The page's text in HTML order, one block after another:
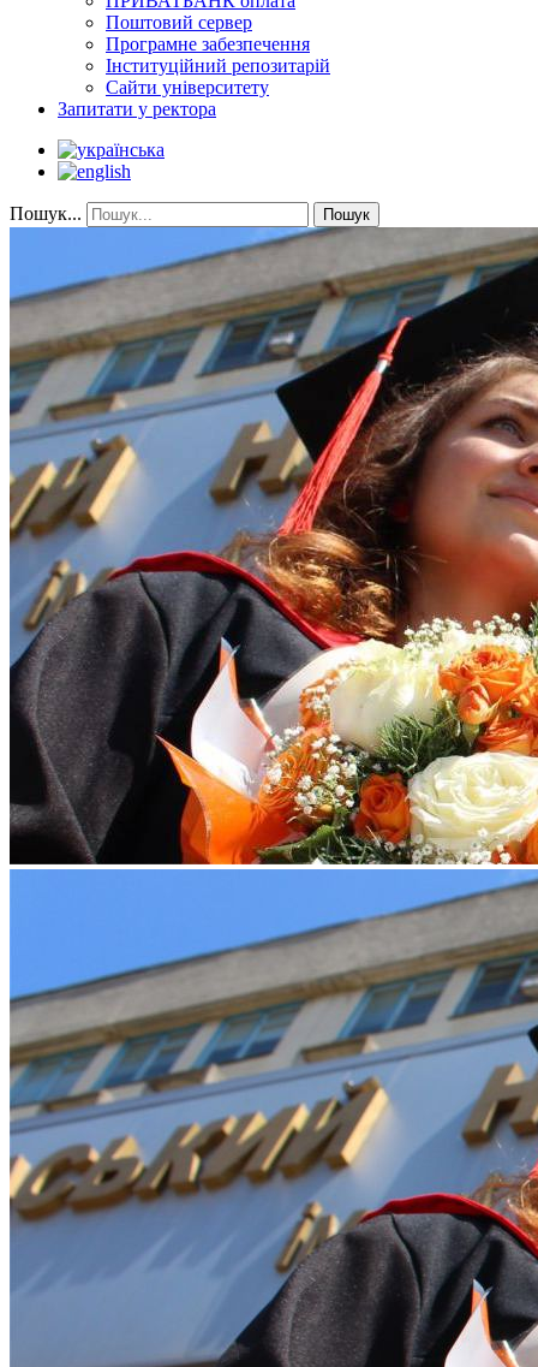
Поштовий сервер
Програмне забезпечення
Інституційний репозитарій
Сайти університету
Запитати у ректора
Пошук... Пошук